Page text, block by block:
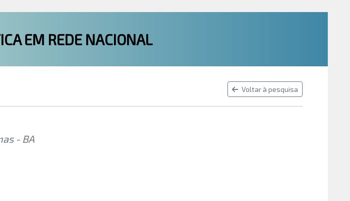
EM REDE NACIONAL
Voltar à pesquisa
- BA